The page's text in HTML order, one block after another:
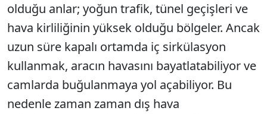
olduğu anlar; yoğun trafik, tünel geçişleri ve
hava kirliliğinin yüksek olduğu bölgeler. Ancak
uzun süre kapalı ortamda iç sirkülasyon
kullanmak, aracın havasını bayatlatabiliyor ve
camlarda buğulanmaya yol açabiliyor. Bu
nedenle zaman zaman dış hava